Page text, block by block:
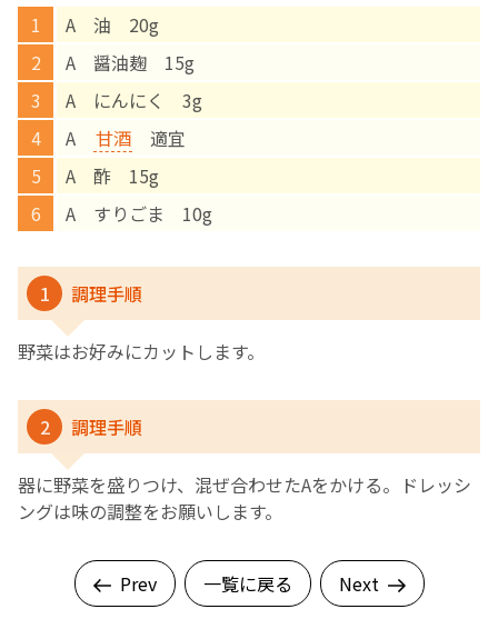
A 油 20g
A 醤油麹 15g
A にんにく 3g
A 甘酒 適宜
A 酢 15g
A すりごま 10g
1 調理手順
野菜はお好みにカットします。
2 調理手順
器に野菜を盛りつけ、混ぜ合わせたAをかける。ドレッシ
ングは味の調整をお願いします。
Prev 一覧に戻る Next
English Page